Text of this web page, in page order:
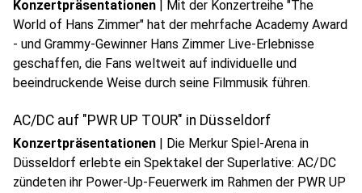
Konzertpräsentationen | Mit der Konzertreihe "The
World of Hans Zimmer" hat der mehrfache Academy Award
- und Grammy-Gewinner Hans Zimmer Live-Erlebnisse
geschaffen, die Fans weltweit auf individuelle und
beeindruckende Weise durch seine Filmmusik führen.
AC/DC auf "PWR UP TOUR" in Düsseldorf
Konzertpräsentationen | Die Merkur Spiel-Arena in
Düsseldorf erlebte ein Spektakel der Superlative: AC/DC
zündeten ihr Power‑Up-Feuerwerk im Rahmen der PWR UP